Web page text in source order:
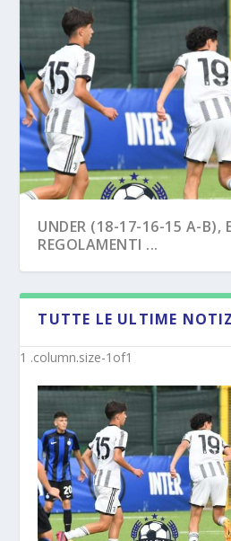
UNDER (18-17-16-15 A-B),
REGOLAMENTI ...
NAPOLI – TRE EX
“SVINCOL...
SAVOIA – COLPO
TUTTE LE ULTIME